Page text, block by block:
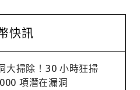
快訊
大掃除！30 小時狂掃
項潛在漏洞